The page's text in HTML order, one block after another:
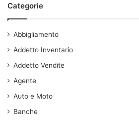
Categorie
Abbigliamento
Addetto Inventario
Addetto Vendite
Agente
Auto e Moto
Banche